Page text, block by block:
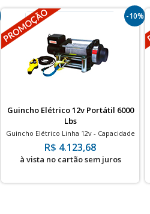
-10%
Guincho Elétrico 12v Portátil 6000
Lbs
Guincho Elétrico Linha 12v - Capacidade
de até 6000 lbs
R$ 4.123,68
à vista no cartão sem juros